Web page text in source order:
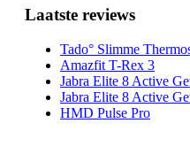
Laatste reviews
Tado° Slimme
Amazfit T-Rex 3
Jabra Elite 8 Active
Jabra Elite 8 Active
HMD Pulse Pro